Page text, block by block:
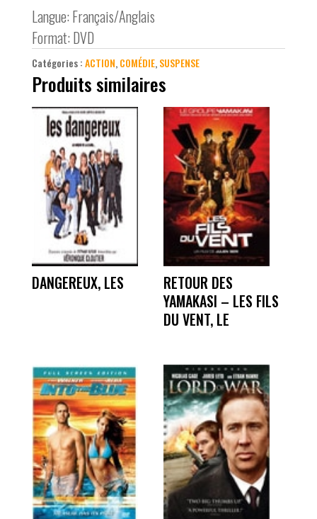
Langue: Français/Anglais
Format: DVD
Catégories :ACTION,COMÉDIE,SUSPENSE
Produits similaires
DANGEREUX, LES
RETOUR DES
YAMAKASI – LES FILS
DU VENT, LE